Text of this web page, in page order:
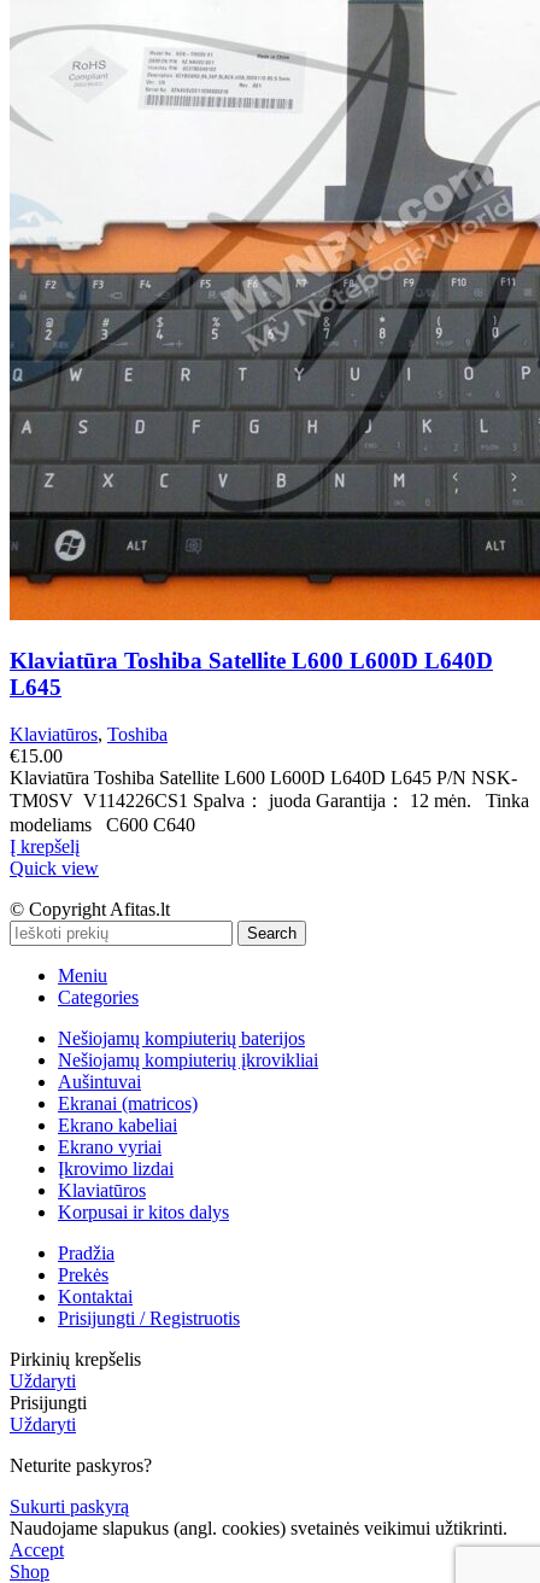
Klaviatūra Toshiba Satellite L600 L600D L640D
L645
Klaviatūros, Toshiba
€15.00
Klaviatūra Toshiba Satellite L600 L600D L640D L645 P/N NSK-
TM0SV V114226CS1 Spalva： juoda Garantija： 12 mėn. Tinka
modeliams C600 C640
Į krepšelį
Quick view
© Copyright Afitas.lt
Search
Meniu
Categories
Nešiojamų kompiuterių baterijos
Nešiojamų kompiuterių įkrovikliai
Aušintuvai
Ekranai (matricos)
Ekrano kabeliai
Ekrano vyriai
Įkrovimo lizdai
Klaviatūros
Korpusai ir kitos dalys
Pradžia
Prekės
Kontaktai
Prisijungti / Registruotis
Pirkinių krepšelis
Uždaryti
Prisijungti
Uždaryti
Neturite paskyros?
Sukurti paskyrą
Naudojame slapukus (angl. cookies) svetainės veikimui užtikrinti.
Accept
Shop